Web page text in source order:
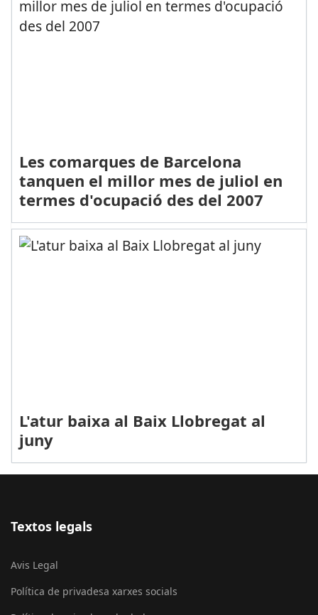
Les comarques de Barcelona
tanquen el millor mes de juliol en
termes d'ocupació des del 2007
L'atur baixa al Baix Llobregat al
juny
Textos legals
Avis Legal
Política de privadesa xarxes socials